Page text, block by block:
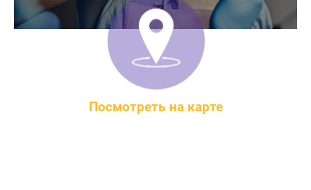
Посмотреть на карте